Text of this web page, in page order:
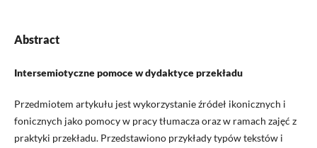
Abstract
Intersemiotyczne pomoce w dydaktyce przekładu
Przedmiotem artykułu jest wykorzystanie źródeł ikonicznych i
fonicznych jako pomocy w pracy tłumacza oraz w ramach zajęć z
praktyki przekładu. Przedstawiono przykłady typów tekstów i